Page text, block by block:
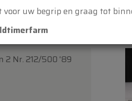
2 Nr. 212/500 '89
voor uw begrip en graag tot